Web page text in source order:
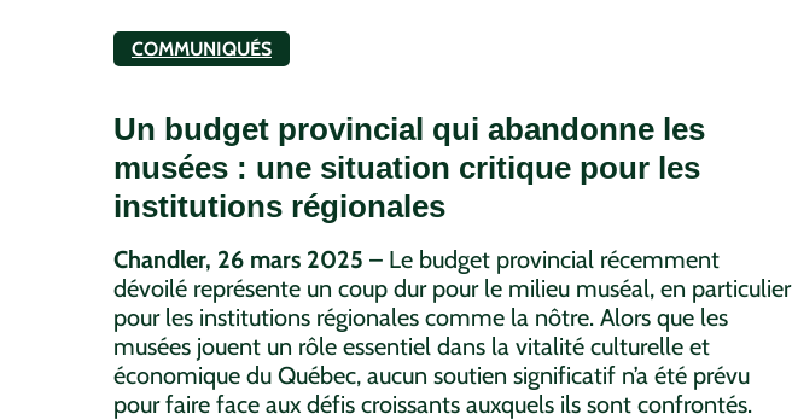
COMMUNIQUÉS
Un budget provincial qui abandonne les
musées : une situation critique pour les
institutions régionales
Chandler, 26 mars 2025 – Le budget provincial récemment
dévoilé représente un coup dur pour le milieu muséal, en particulier
pour les institutions régionales comme la nôtre. Alors que les
musées jouent un rôle essentiel dans la vitalité culturelle et
économique du Québec, aucun soutien significatif n’a été prévu
pour faire face aux défis croissants auxquels ils sont confrontés.